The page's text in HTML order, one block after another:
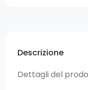
Descrizione
Dettagli del